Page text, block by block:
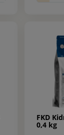
FKD
0,4 kg